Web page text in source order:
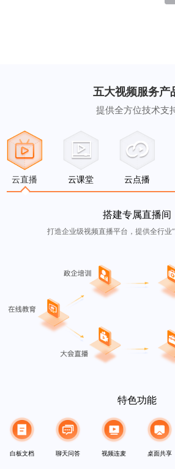
五大视频服务产
提供全方位技术支
云直播 云课堂 云点播
搭建专属直播间
打造企业级视频直播平台，提供全行业
特色功能
白板文档 聊天问答 视频连麦 桌面共享